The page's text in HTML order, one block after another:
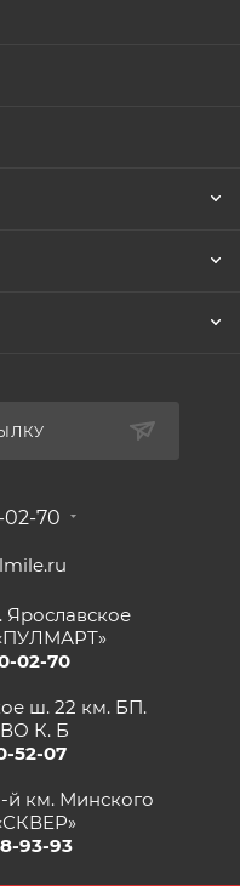
02-70
02-70
ш. 22 км. БП.
К. Б
52-07
й км. Минского
93-93